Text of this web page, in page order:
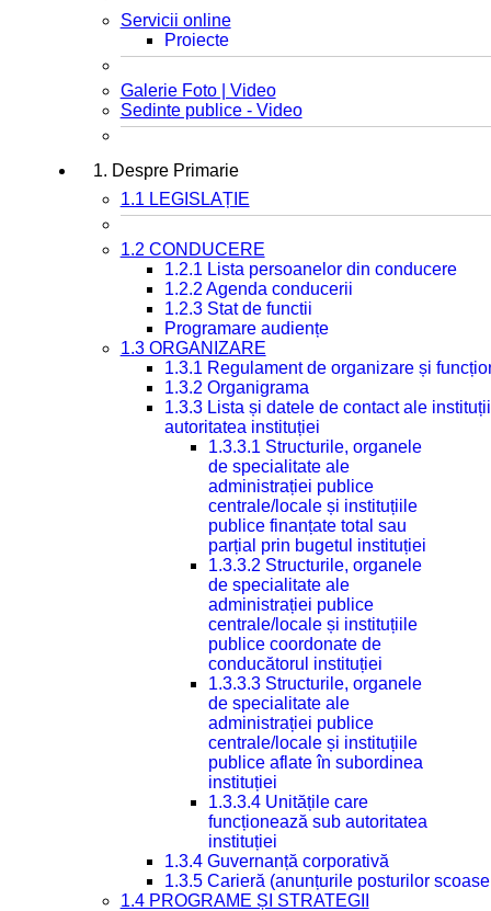
Servicii online
Proiecte
Galerie Foto | Video
Sedinte publice - Video
1. Despre Primarie
1.1 LEGISLAȚIE
1.2 CONDUCERE
1.2.1 Lista persoanelor din conducere
1.2.2 Agenda conducerii
1.2.3 Stat de functii
Programare audiențe
1.3 ORGANIZARE
1.3.1 Regulament de organizare și
1.3.2 Organigrama
1.3.3 Lista și datele de contact ale
autoritatea instituției
1.3.3.1 Structurile, organele
de specialitate ale
administrației publice
centrale/locale și instituțiile
publice finanțate total sau
parțial prin bugetul instituției
1.3.3.2 Structurile, organele
de specialitate ale
administrației publice
centrale/locale și instituțiile
publice coordonate de
conducătorul instituției
1.3.3.3 Structurile, organele
de specialitate ale
administrației publice
centrale/locale și instituțiile
publice aflate în subordinea
instituției
1.3.3.4 Unitățile care
funcționează sub autoritatea
instituției
1.3.4 Guvernanță corporativă
1.3.5 Carieră (anunțurile posturilor
1.4 PROGRAME ȘI STRATEGII